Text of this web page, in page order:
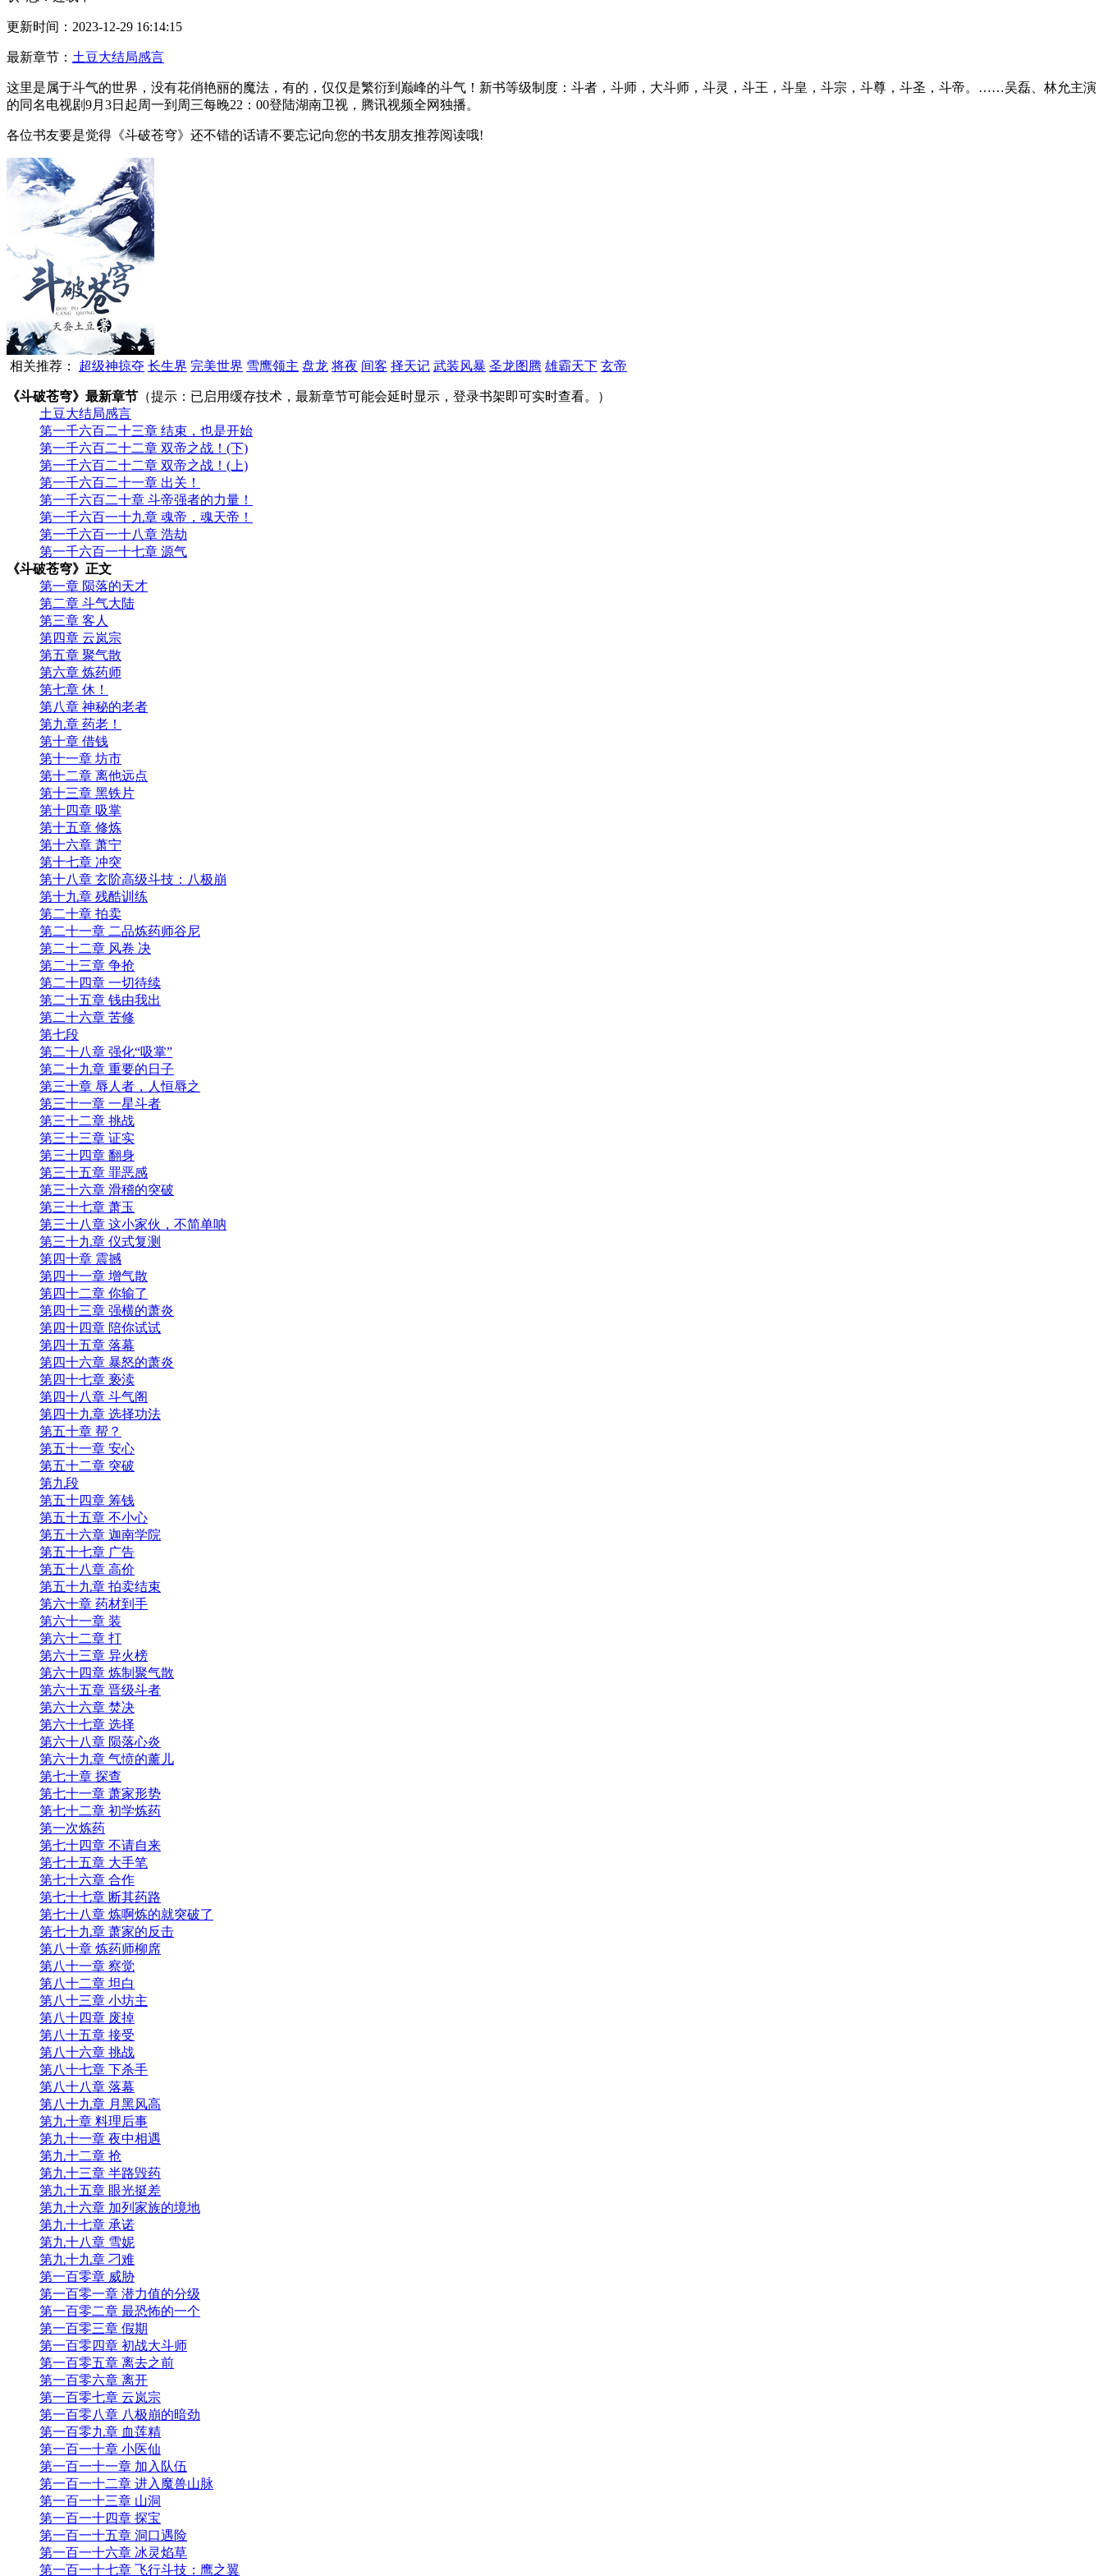
更新时间：2023-12-29 16:14:15
最新章节： 土豆大结局感言
这里是属于斗气的世界，没有花俏艳丽的魔法，有的，仅仅是繁衍到巅峰的斗气！新书等级制度：斗者，斗师，大斗师，斗灵，斗王，斗皇，斗宗，斗尊，斗圣，斗帝。……吴磊、林允主演
的同名电视剧9月3日起周一到周三每晚22：00登陆湖南卫视，腾讯视频全网独播。
各位书友要是觉得《斗破苍穹》还不错的话请不要忘记向您的书友朋友推荐阅读哦!
相关推荐： 超级神掠夺 长生界 完美世界 雪鹰领主 盘龙 将夜 间客 择天记 武装风暴 圣龙图腾 雄霸天下 玄帝
《斗破苍穹》最新章节 （提示：已启用缓存技术，最新章节可能会延时显示，登录书架即可实时查看。）
土豆大结局感言
第一千六百二十三章 结束，也是开始
第一千六百二十二章 双帝之战！(下)
第一千六百二十二章 双帝之战！(上)
第一千六百二十一章 出关！
第一千六百二十章 斗帝强者的力量！
第一千六百一十九章 魂帝，魂天帝！
第一千六百一十八章 浩劫
第一千六百一十七章 源气
《斗破苍穹》正文
第一章 陨落的天才
第二章 斗气大陆
第三章 客人
第四章 云岚宗
第五章 聚气散
第六章 炼药师
第七章 休！
第八章 神秘的老者
第九章 药老！
第十章 借钱
第十一章 坊市
第十二章 离他远点
第十三章 黑铁片
第十四章 吸掌
第十五章 修炼
第十六章 萧宁
第十七章 冲突
第十八章 玄阶高级斗技：八极崩
第十九章 残酷训练
第二十章 拍卖
第二十一章 二品炼药师谷尼
第二十二章 风卷 决
第二十三章 争抢
第二十四章 一切待续
第二十五章 钱由我出
第二十六章 苦修
第七段
第二十八章 强化“吸掌”
第二十九章 重要的日子
第三十章 辱人者，人恒辱之
第三十一章 一星斗者
第三十二章 挑战
第三十三章 证实
第三十四章 翻身
第三十五章 罪恶感
第三十六章 滑稽的突破
第三十七章 萧玉
第三十八章 这小家伙，不简单呐
第三十九章 仪式复测
第四十章 震撼
第四十一章 增气散
第四十二章 你输了
第四十三章 强横的萧炎
第四十四章 陪你试试
第四十五章 落幕
第四十六章 暴怒的萧炎
第四十七章 亵渎
第四十八章 斗气阁
第四十九章 选择功法
第五十章 帮？
第五十一章 安心
第五十二章 突破
第九段
第五十四章 筹钱
第五十五章 不小心
第五十六章 迦南学院
第五十七章 广告
第五十八章 高价
第五十九章 拍卖结束
第六十章 药材到手
第六十一章 装
第六十二章 打
第六十三章 异火榜
第六十四章 炼制聚气散
第六十五章 晋级斗者
第六十六章 焚决
第六十七章 选择
第六十八章 陨落心炎
第六十九章 气愤的薰儿
第七十章 探查
第七十一章 萧家形势
第七十二章 初学炼药
第一次炼药
第七十四章 不请自来
第七十五章 大手笔
第七十六章 合作
第七十七章 断其药路
第七十八章 炼啊炼的就突破了
第七十九章 萧家的反击
第八十章 炼药师柳席
第八十一章 察觉
第八十二章 坦白
第八十三章 小坊主
第八十四章 废掉
第八十五章 接受
第八十六章 挑战
第八十七章 下杀手
第八十八章 落幕
第八十九章 月黑风高
第九十章 料理后事
第九十一章 夜中相遇
第九十二章 抢
第九十三章 半路毁药
第九十五章 眼光挺差
第九十六章 加列家族的境地
第九十七章 承诺
第九十八章 雪妮
第九十九章 刁难
第一百零章 威胁
第一百零一章 潜力值的分级
第一百零二章 最恐怖的一个
第一百零三章 假期
第一百零四章 初战大斗师
第一百零五章 离去之前
第一百零六章 离开
第一百零七章 云岚宗
第一百零八章 八极崩的暗劲
第一百零九章 血莲精
第一百一十章 小医仙
第一百一十一章 加入队伍
第一百一十二章 进入魔兽山脉
第一百一十三章 山洞
第一百一十四章 探宝
第一百一十五章 洞口遇险
第一百一十六章 冰灵焰草
第一百一十七章 飞行斗技：鹰之翼